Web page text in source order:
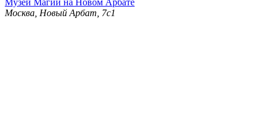
Москва, Новый Арбат, 7с1